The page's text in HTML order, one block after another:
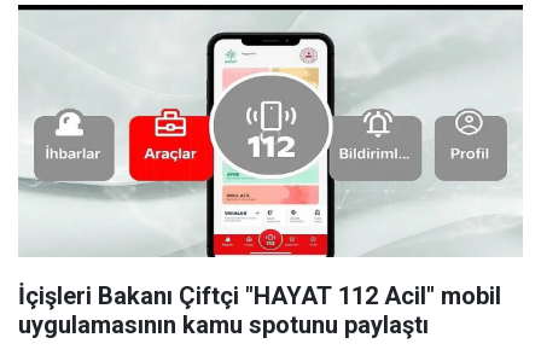
İçişleri Bakanı Çiftçi "HAYAT 112 Acil" mobil
uygulamasının kamu spotunu paylaştı